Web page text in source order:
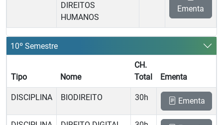
DIREITOS
HUMANOS
Ementa
10º Semestre
Tipo Nome
CH.
Total
Ementa
DISCIPLINA BIODIREITO 30h Ementa